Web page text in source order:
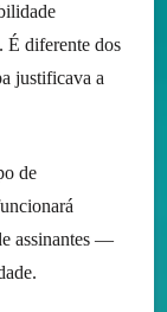
É diferente dos
justificava a
de
assinantes —